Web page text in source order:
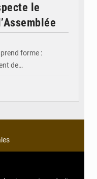
le
forme :
de…